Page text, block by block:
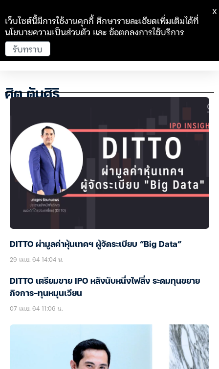
ศิต ตันศิริ
DITTO ผ่ามูลค่าหุ้นเทคฯ ผู้จัดระเบียบ “Big Data”
29 เม.ย. 64 14:04 น.
DITTO เตรียมขาย IPO หลังนับหนึ่งไฟลิ่ง ระดมทุนขยาย
กิจการ-ทุนหมุนเวียน
07 เม.ย. 64 11:06 น.
เว็บไซต์นี้มีการใช้งานคุกกี้ ศึกษารายละเอียดเพิ่มเติมได้ที่
นโยบายความเป็นส่วนตัว และข้อตกลงการใช้บริการ
รับทราบ
X